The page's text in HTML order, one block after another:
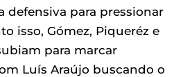
defensiva para pressionar
isso, Gómez, Piqueréz e
para marcar
Luís Araújo buscando o